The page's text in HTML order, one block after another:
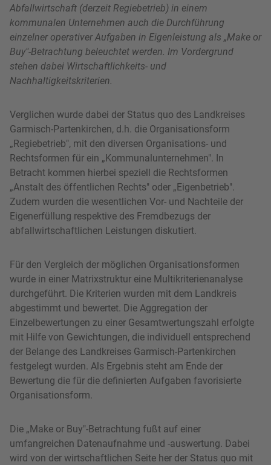
Abfallwirtschaft (derzeit Regiebetrieb) in einem
kommunalen Unternehmen auch die Durchführung
einzelner operativer Aufgaben in Eigenleistung als „Make or
Buy"-Betrachtung beleuchtet werden. Im Vordergrund
stehen dabei Wirtschaftlichkeits- und
Nachhaltigkeitskriterien.
Verglichen wurde dabei der Status quo des Landkreises
Garmisch-Partenkirchen, d.h. die Organisationsform
„Regiebetrieb", mit den diversen Organisations- und
Rechtsformen für ein „Kommunalunternehmen". In
Betracht kommen hierbei speziell die Rechtsformen
„Anstalt des öffentlichen Rechts" oder „Eigenbetrieb".
Zudem wurden die wesentlichen Vor- und Nachteile der
Eigenerfüllung respektive des Fremdbezugs der
abfallwirtschaftlichen Leistungen diskutiert.
Für den Vergleich der möglichen Organisationsformen
wurde in einer Matrixstruktur eine Multikriterienanalyse
durchgeführt. Die Kriterien wurden mit dem Landkreis
abgestimmt und bewertet. Die Aggregation der
Einzelbewertungen zu einer Gesamtwertungszahl erfolgte
mit Hilfe von Gewichtungen, die individuell entsprechend
der Belange des Landkreises Garmisch-Partenkirchen
festgelegt wurden. Als Ergebnis steht am Ende der
Bewertung die für die definierten Aufgaben favorisierte
Organisationsform.
Die „Make or Buy"-Betrachtung fußt auf einer
umfangreichen Datenaufnahme und -auswertung. Dabei
wird von der wirtschaftlichen Seite her der Status quo mit